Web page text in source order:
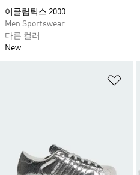
이클립틱스 2000
Men Sportswear
다른 컬러
New